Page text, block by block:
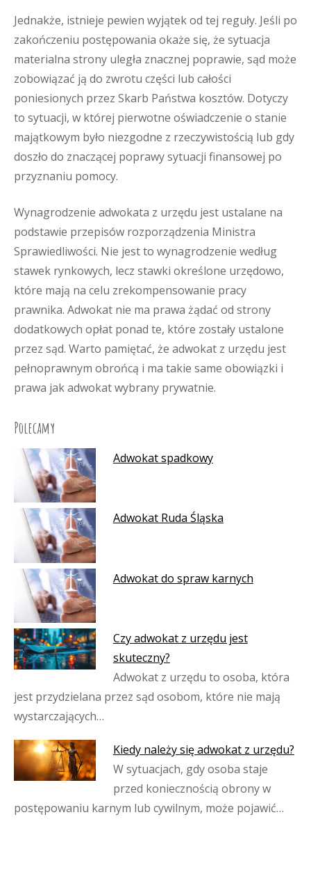
Jednakże, istnieje pewien wyjątek od tej reguły. Jeśli po
zakończeniu postępowania okaże się, że sytuacja
materialna strony uległa znacznej poprawie, sąd może
zobowiązać ją do zwrotu części lub całości
poniesionych przez Skarb Państwa kosztów. Dotyczy
to sytuacji, w której pierwotne oświadczenie o stanie
majątkowym było niezgodne z rzeczywistością lub gdy
doszło do znaczącej poprawy sytuacji finansowej po
przyznaniu pomocy.
Wynagrodzenie adwokata z urzędu jest ustalane na
podstawie przepisów rozporządzenia Ministra
Sprawiedliwości. Nie jest to wynagrodzenie według
stawek rynkowych, lecz stawki określone urzędowo,
które mają na celu zrekompensowanie pracy
prawnika. Adwokat nie ma prawa żądać od strony
dodatkowych opłat ponad te, które zostały ustalone
przez sąd. Warto pamiętać, że adwokat z urzędu jest
pełnoprawnym obrońcą i ma takie same obowiązki i
prawa jak adwokat wybrany prywatnie.
Polecamy
Adwokat spadkowy
Adwokat Ruda Śląska
Adwokat do spraw karnych
Czy adwokat z urzędu jest
skuteczny?
Adwokat z urzędu to osoba, która
jest przydzielana przez sąd osobom, które nie mają
wystarczających…
Kiedy należy się adwokat z urzędu?
W sytuacjach, gdy osoba staje
przed koniecznością obrony w
postępowaniu karnym lub cywilnym, może pojawić…